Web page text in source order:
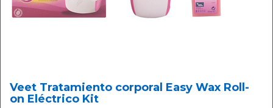
Veet Tratamiento corporal Easy Wax Roll-
on Eléctrico Kit